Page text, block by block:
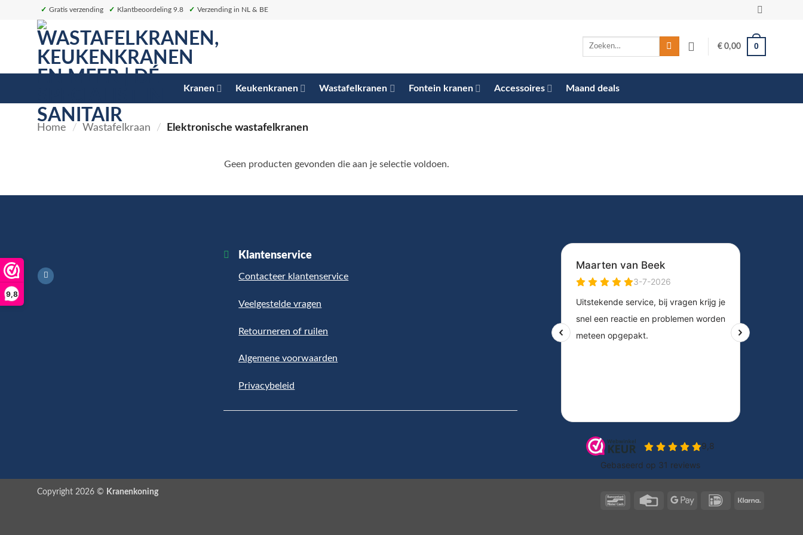
9,8
✓ Gratis verzending ✓ Klantbeoordeling 9.8 ✓ Verzending in NL & BE
Zoeken
€0,00 0
Kranen Keukenkranen Wastafelkranen Fontein kranen Accessoires Maand deals
Home / Wastafelkraan / Elektronische wastafelkranen
Geen producten gevonden die aan je selectie voldoen.
Klantenservice
Contacteer klantenservice
Veelgestelde vragen
Retourneren of ruilen
Algemene voorwaarden
Privacybeleid
BancontactCredit
Google
IDeal
Copyright 2026 © Kranenkoning